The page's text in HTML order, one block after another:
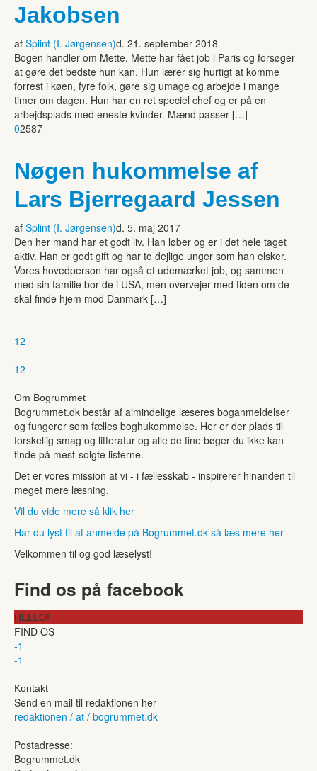
Jakobsen
af Splint (I. Jørgensen)d. 21. september 2018
Bogen handler om Mette. Mette har fået job i Paris og forsøger
at gøre det bedste hun kan. Hun lærer sig hurtigt at komme
forrest i køen, fyre folk, gøre sig umage og arbejde i mange
timer om dagen. Hun har en ret speciel chef og er på en
arbejdsplads med eneste kvinder. Mænd passer […]
02587
Nøgen hukommelse af
Lars Bjerregaard Jessen
af Splint (I. Jørgensen)d. 5. maj 2017
Den her mand har et godt liv. Han løber og er i det hele taget
aktiv. Han er godt gift og har to dejlige unger som han elsker.
Vores hovedperson har også et udemærket job, og sammen
med sin familie bor de i USA, men overvejer med tiden om de
skal finde hjem mod Danmark […]
12
12
Om Bogrummet
Bogrummet.dk består af almindelige læseres boganmeldelser
og fungerer som fælles boghukommelse. Her er der plads til
forskellig smag og litteratur og alle de fine bøger du ikke kan
finde på mest-solgte listerne.
Det er vores mission at vi - i fællesskab - inspirerer hinanden til
meget mere læsning.
Vil du vide mere så klik her
Har du lyst til at anmelde på Bogrummet.dk så læs mere her
Velkommen til og god læselyst!
Find os på facebook
HELLO!
FIND OS
-1
-1
Kontakt
Send en mail til redaktionen her
redaktionen / at / bogrummet.dk
Postadresse:
Bogrummet.dk